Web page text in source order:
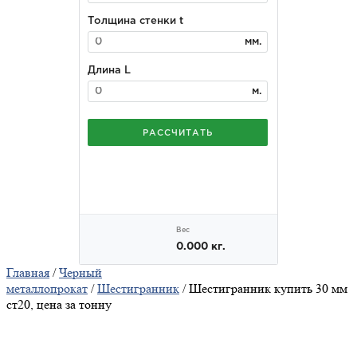
Главная /Черный
металлопрокат /Шестигранник / Шестигранник купить 30 мм
ст20, цена за тонну